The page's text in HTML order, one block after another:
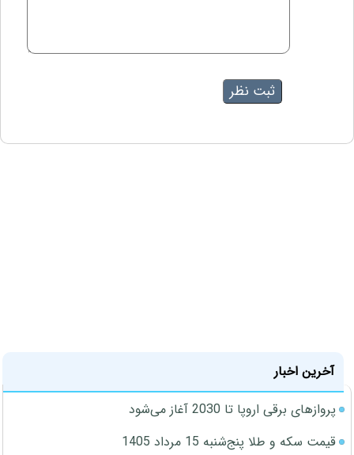
آخرین اخبار
پروازهای برقی اروپا تا 2030 آغاز می‌شود
قیمت سکه و طلا پنج‌شنبه 15 مرداد 1405